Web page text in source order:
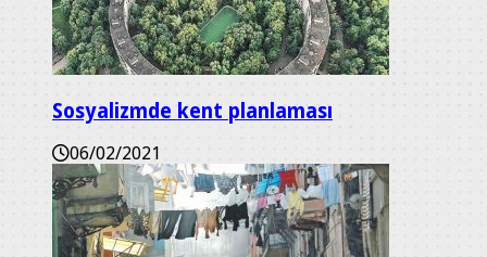
Sosyalizmde kent planlaması
06/02/2021